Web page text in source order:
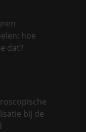
hoe
dat?
bij de